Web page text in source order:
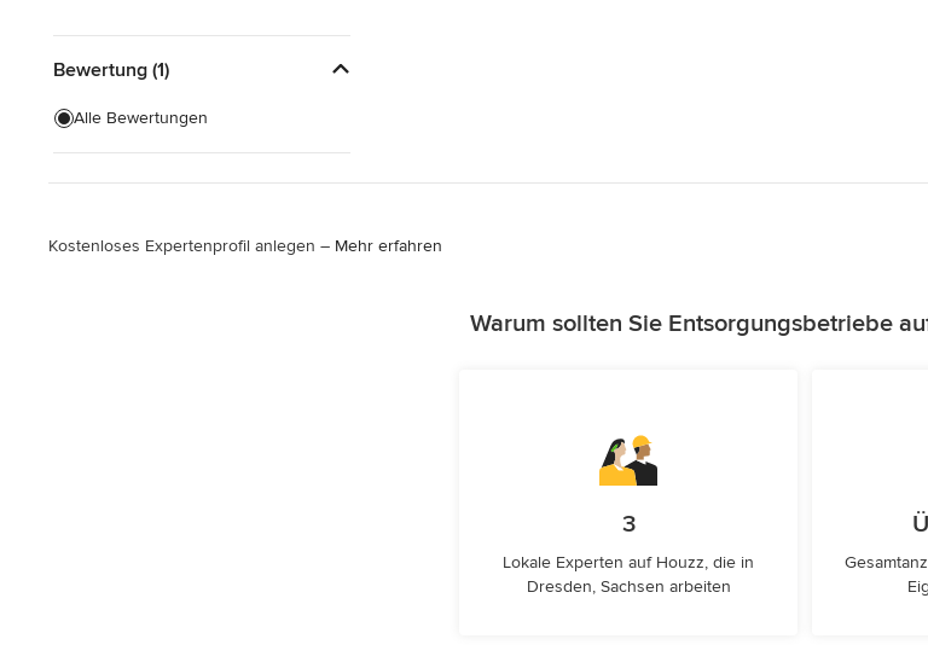
Landschaftsarchitekten
Armaturen & Sanitärbedarf
Beleuchtung
Alle anzeigen
Bewertung (1)
Alle Bewertungen
Kostenloses Expertenprofil anlegen – Mehr erfahren
Warum sollten Sie Entsorgungsbetriebe
3
Lokale Experten auf Houzz, die in
Dresden, Sachsen arbeiten